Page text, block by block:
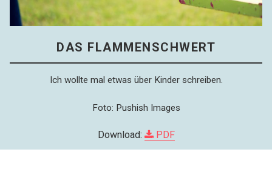
Hörsaal
Kinosaal
DAS FLAMMENSCHWERT
Ich wollte mal etwas über Kinder schreiben.
Foto: Pushish Images
Download: PDF